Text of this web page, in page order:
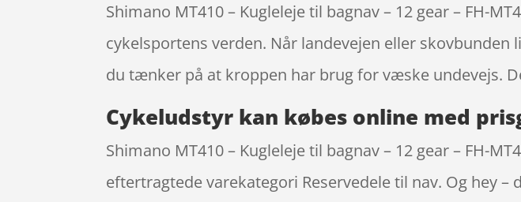
Shimano MT410 – Kugleleje til bagnav – 12 gear – FH-
cykelsportens verden. Når landevejen eller
du tænker på at kroppen har brug for væske undevejs.
Cykeludstyr kan købes online med
Shimano MT410 – Kugleleje til bagnav – 12 gear – FH-
eftertragtede varekategori Reservedele til nav. Og hey